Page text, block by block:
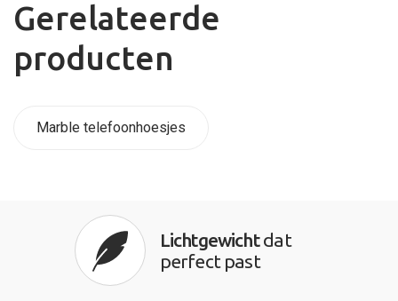
Gerelateerde
producten
Marble telefoonhoesjes
Lichtgewichtdat
perfect past